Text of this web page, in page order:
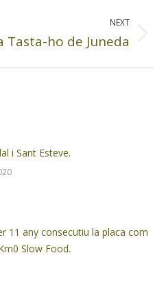
NEXT
Tasta-ho de Juneda
i Sant Esteve.
11 any consecutiu la placa com
Slow Food.